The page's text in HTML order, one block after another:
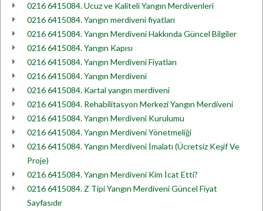
0216 6415084. Ucuz ve Kaliteli Yangın Merdivenleri
0216 6415084. Yangın merdiveni fiyatları
0216 6415084. Yangın Merdiveni Hakkında Güncel Bilgiler
0216 6415084. Yangın Kapısı
0216 6415084. Yangın Merdiveni Fiyatları
0216 6415084. Yangın Merdiveni
0216 6415084. Kartal yangın merdiveni
0216 6415084. Rehabilitasyon Merkezi Yangın Merdiveni
0216 6415084. Yangın Merdiveni Kurulumu
0216 6415084. Yangın Merdiveni Yönetmeliği
0216 6415084. Yangın Merdiveni İmalatı (Ücretsiz Keşif Ve
Proje)
0216 6415084. Yangın Merdiveni Kim İcat Etti?
0216 6415084. Z Tipi Yangın Merdiveni Güncel Fiyat
Sayfasıdır